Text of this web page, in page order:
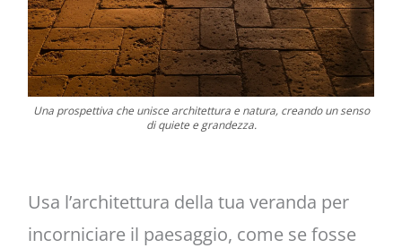
Una prospettiva che unisce architettura e natura, creando un senso
di quiete e grandezza.
Usa l’architettura della tua veranda per
incorniciare il paesaggio, come se fosse